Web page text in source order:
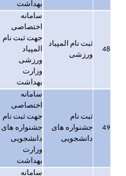
بهداشت
48
ثبت نام المپیاد
ورزشی
سامانه
اختصاصی
جهت ثبت نام
المپیاد
ورزشی
وزارت
بهداشت
49
ثبت نام
جشنواره های
دانشجویی
سامانه
اختصاصی
جهت ثبت نام
جشنواره های
دانشجویی
وزارت
بهداشت
سامانه